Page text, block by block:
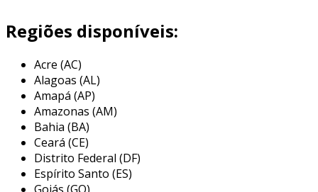
vibrações.
promoção da acessibilidade e inclusão social.
eles são fundamentais para garantir a
autonomia das pessoas com deficiência,
proporcionando segurança e confiança em
suas locomoções. a norma abnt nbr 9050
estabelece diretrizes sobre a implementação
desses pisos, de forma a criar ambientes mais
seguros e acessíveis para todos.
Regiões disponíveis:
Acre (AC)
Alagoas (AL)
Amapá (AP)
Amazonas (AM)
Bahia (BA)
Ceará (CE)
Distrito Federal (DF)
Espírito Santo (ES)
Goiás (GO)